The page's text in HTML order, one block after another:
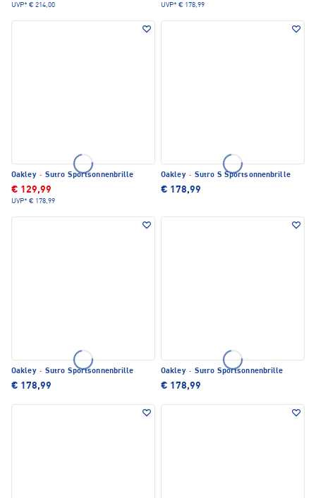
UVP* € 214,00 UVP* € 178,99
Oakley · Sutro Sportsonnenbrille
€ 129,99
UVP* € 178,99
Oakley · Sutro S Sportsonnenbrille
€ 178,99
Oakley · Sutro Sportsonnenbrille
€ 178,99
Oakley · Sutro Sportsonnenbrille
€ 178,99